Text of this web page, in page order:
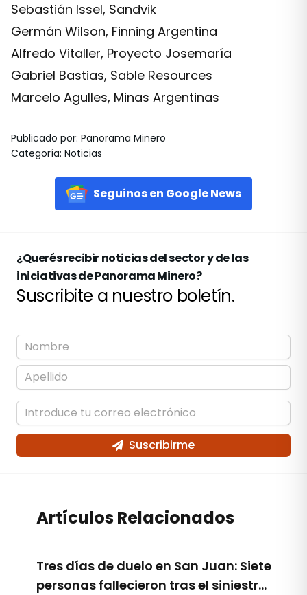
Sebastián Issel, Sandvik
Germán Wilson, Finning Argentina
Alfredo Vitaller, Proyecto Josemaría
Gabriel Bastias, Sable Resources
Marcelo Agulles, Minas Argentinas
Publicado por: Panorama Minero
Categoría: Noticias
Seguinos en Google News
¿Querés recibir noticias del sector y de las
iniciativas de Panorama Minero?
Suscribite a nuestro boletín.
Suscribirme
Artículos Relacionados
Tres días de duelo en San Juan: Siete
personas fallecieron tras el siniestro